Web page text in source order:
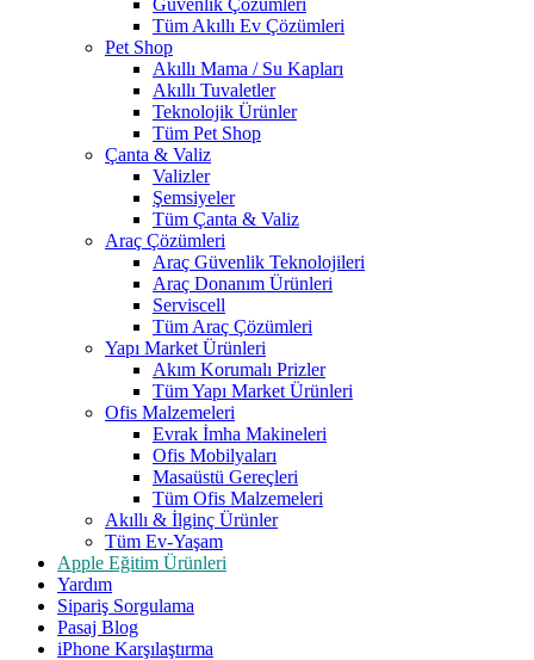
Güvenlik Çözümleri
Tüm Akıllı Ev Çözümleri
Pet Shop
Akıllı Mama / Su Kapları
Akıllı Tuvaletler
Teknolojik Ürünler
Tüm Pet Shop
Çanta & Valiz
Valizler
Şemsiyeler
Tüm Çanta & Valiz
Araç Çözümleri
Araç Güvenlik Teknolojileri
Araç Donanım Ürünleri
Serviscell
Tüm Araç Çözümleri
Yapı Market Ürünleri
Akım Korumalı Prizler
Tüm Yapı Market Ürünleri
Ofis Malzemeleri
Evrak İmha Makineleri
Ofis Mobilyaları
Masaüstü Gereçleri
Tüm Ofis Malzemeleri
Akıllı & İlginç Ürünler
Tüm Ev-Yaşam
Apple Eğitim Ürünleri
Yardım
Sipariş Sorgulama
Pasaj Blog
iPhone Karşılaştırma